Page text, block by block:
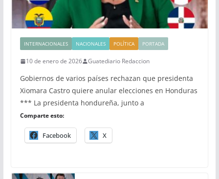
INTERNACIONALES NACIONALES POLÍTICA PORTADA
10 de enero de 2026 Guatediario Redaccion
Gobiernos de varios países rechazan que presidenta
Xiomara Castro quiere anular elecciones en Honduras
*** La presidenta hondureña, junto a
Comparte esto:
Facebook X